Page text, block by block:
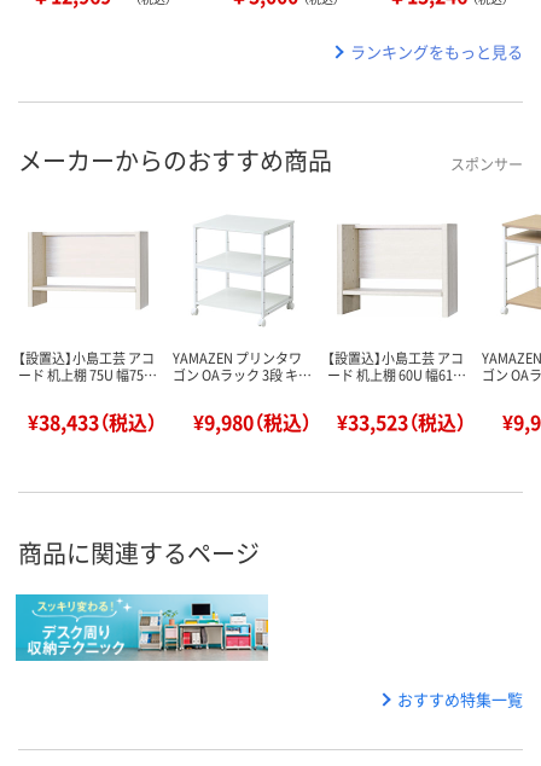
ランキングをもっと見る
メーカーからのおすすめ商品 スポンサー
【設置込】小島工芸 アコ
ード 机上棚 75U 幅75…
¥38,433（税込）
YAMAZEN プリンタワ
ゴン OAラック 3段 キ…
¥9,980（税込）
【設置込】小島工芸 アコ
ード 机上棚 60U 幅61…
¥33,523（税込）
ゴン OA
商品に関連するページ
おすすめ特集一覧